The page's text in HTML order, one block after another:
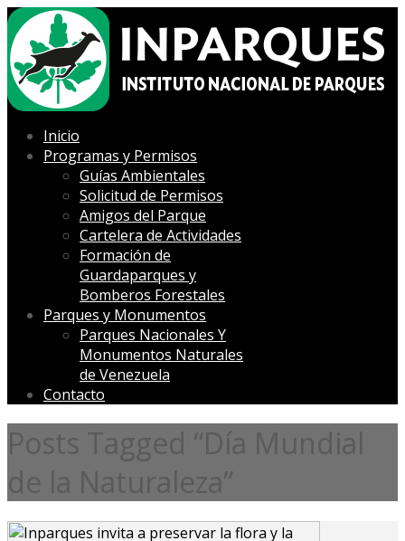
Inicio
Programas y Permisos
Guías Ambientales
Solicitud de Permisos
Amigos del Parque
Cartelera de Actividades
Formación de
Guardaparques y
Bomberos Forestales
Parques y Monumentos
Parques Nacionales Y
Monumentos Naturales
de Venezuela
Contacto
Posts Tagged “Día Mundial
de la Naturaleza”